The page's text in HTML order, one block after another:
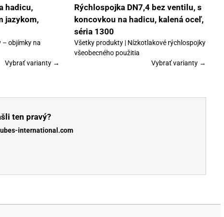
hadicu,
jazykom,
– objímky na
Vybrať varianty →
na
stránke
Rýchlospojka DN7,4 bez ventilu, s
koncovkou na hadicu, kalená oceľ,
séria 1300
Všetky produkty | Nízkotlakové rýchlospojky
všeobecného použitia
Vybrať varianty →
ten pravý?
international.com